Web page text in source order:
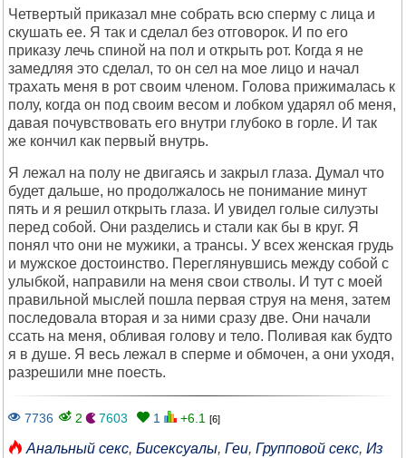
Четвертый приказал мне собрать всю сперму с лица и
скушать ее. Я так и сделал без отговорок. И по его
приказу лечь спиной на пол и открыть рот. Когда я не
замедляя это сделал, то он сел на мое лицо и начал
трахать меня в рот своим членом. Голова прижималась к
полу, когда он под своим весом и лобком ударял об меня,
давая почувствовать его внутри глубоко в горле. И так
же кончил как первый внутрь.
Я лежал на полу не двигаясь и закрыл глаза. Думал что
будет дальше, но продолжалось не понимание минут
пять и я решил открыть глаза. И увидел голые силуэты
перед собой. Они разделись и стали как бы в круг. Я
понял что они не мужики, а трансы. У всех женская грудь
и мужское достоинство. Переглянувшись между собой с
улыбкой, направили на меня свои стволы. И тут с моей
правильной мыслей пошла первая струя на меня, затем
последовала вторая и за ними сразу две. Они начали
ссать на меня, обливая голову и тело. Поливая как будто
я в душе. Я весь лежал в сперме и обмочен, а они уходя,
разрешили мне поесть.
7736 2 7603 1 +6.1 [6]
Анальный секс, Бисексуалы, Геи, Групповой секс, Из